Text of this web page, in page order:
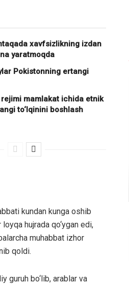
xavfsizlikning izdan
yaratmoqda
Pokistonning ertangi
mamlakat ichida etnik
to‘lqinini boshlash
kundan kunga oshib
hujrada qo‘ygan edi,
muhabbat izhor
qoldi.
guruh bo‘lib, arablar va